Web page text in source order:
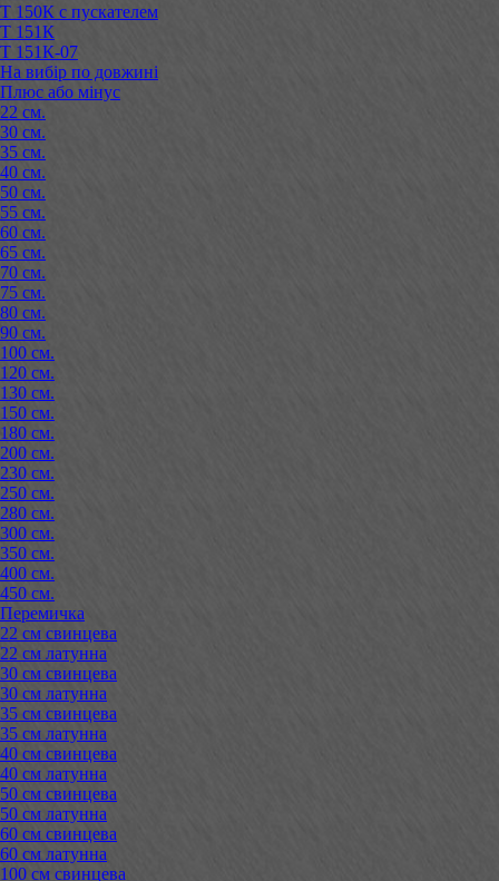
Т 150К с пускателем
Т 151К
Т 151К-07
На вибір по довжині
Плюс або мінус
22 см.
30 см.
35 см.
40 см.
50 см.
55 см.
60 см.
65 см.
70 см.
75 см.
80 см.
90 см.
100 см.
120 см.
130 см.
150 см.
180 см.
200 см.
230 см.
250 см.
280 см.
300 см.
350 см.
400 см.
450 см.
Перемичка
22 см свинцева
22 см латунна
30 см свинцева
30 см латунна
35 см свинцева
35 см латунна
40 см свинцева
40 см латунна
50 см свинцева
50 см латунна
60 см свинцева
60 см латунна
100 см свинцева